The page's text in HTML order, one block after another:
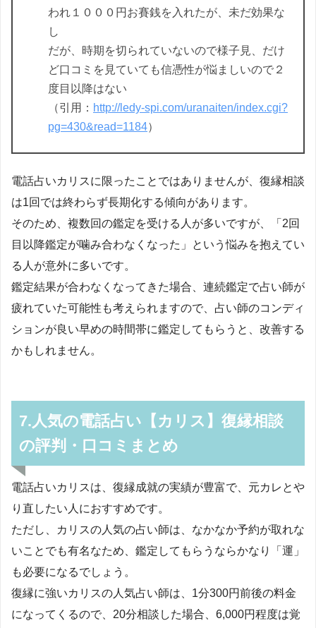
われ１０００円お賽銭を入れたが、未だ効果な
し
だが、時期を切られていないので様子見、だけ
ど口コミを見ていても信憑性が悩ましいので２
度目以降はない
（引用： http://ledy-spi.com/uranaiten/index.cgi?
pg=430&read=1184）
電話占いカリスに限ったことではありませんが、復縁相談
は1回では終わらず長期化する傾向があります。
そのため、複数回の鑑定を受ける人が多いですが、「2回
目以降鑑定が噛み合わなくなった」という悩みを抱えてい
る人が意外に多いです。
鑑定結果が合わなくなってきた場合、連続鑑定で占い師が
疲れていた可能性も考えられますので、占い師のコンディ
ションが良い早めの時間帯に鑑定してもらうと、改善する
かもしれません。
7.人気の電話占い【カリス】復縁相談
の評判・口コミまとめ
電話占いカリスは、復縁成就の実績が豊富で、元カレとや
り直したい人におすすめです。
ただし、カリスの人気の占い師は、なかなか予約が取れな
いことでも有名なため、鑑定してもらうならかなり「運」
も必要になるでしょう。
復縁に強いカリスの人気占い師は、1分300円前後の料金
になってくるので、20分相談した場合、6,000円程度は覚